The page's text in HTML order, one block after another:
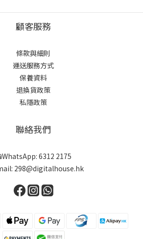
顧客服務
條款與細則
運送服務方式
保養資料
退換貨政策
私隱政策
聯絡我們
6312 2175
298@digitalhouse.hk